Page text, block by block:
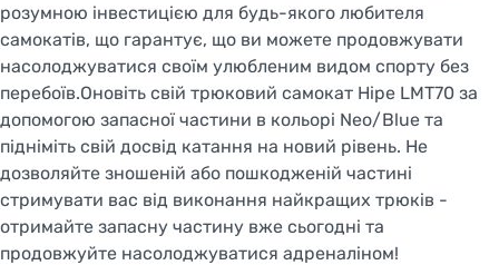
розумною інвестицією для будь-якого любителя
самокатів, що гарантує, що ви можете продовжувати
насолоджуватися своїм улюбленим видом спорту без
перебоїв.Оновіть свій трюковий самокат Hipe LMT70 за
допомогою запасної частини в кольорі Neo/Blue та
підніміть свій досвід катання на новий рівень. Не
дозволяйте зношеній або пошкодженій частині
стримувати вас від виконання найкращих трюків -
отримайте запасну частину вже сьогодні та
продовжуйте насолоджуватися адреналіном!